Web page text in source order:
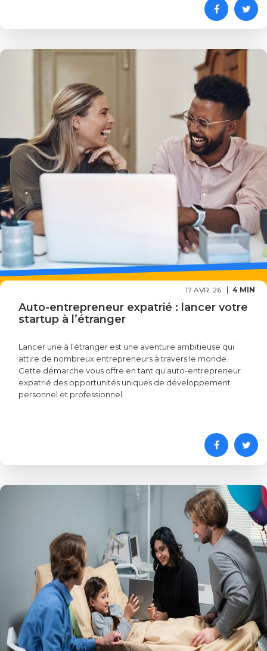
17 AVR. 26 4 MIN
Auto-entrepreneur expatrié : lancer votre
startup à l’étranger
Lancer une à l’étranger est une aventure ambitieuse qui
attire de nombreux entrepreneurs à travers le monde.
Cette démarche vous offre en tant qu’auto-entrepreneur
expatrié des opportunités uniques de développement
personnel et professionnel.